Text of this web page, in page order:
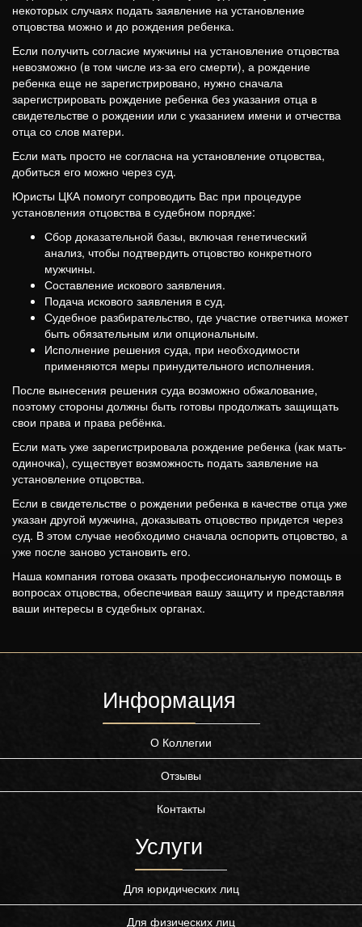
некоторых случаях подать заявление на установление
отцовства можно и до рождения ребенка.
Если получить согласие мужчины на установление отцовства
невозможно (в том числе из-за его смерти), а рождение
ребенка еще не зарегистрировано, нужно сначала
зарегистрировать рождение ребенка без указания отца в
свидетельстве о рождении или с указанием имени и отчества
отца со слов матери.
Если мать просто не согласна на установление отцовства,
добиться его можно через суд.
Юристы ЦКА помогут сопроводить Вас при процедуре
установления отцовства в судебном порядке:
Сбор доказательной базы, включая генетический
анализ, чтобы подтвердить отцовство конкретного
мужчины.
Составление искового заявления.
Подача искового заявления в суд.
Судебное разбирательство, где участие ответчика может
быть обязательным или опциональным.
Исполнение решения суда, при необходимости
применяются меры принудительного исполнения.
После вынесения решения суда возможно обжалование,
поэтому стороны должны быть готовы продолжать защищать
свои права и права ребёнка.
Если мать уже зарегистрировала рождение ребенка (как мать-
одиночка), существует возможность подать заявление на
установление отцовства.
Если в свидетельстве о рождении ребенка в качестве отца уже
указан другой мужчина, доказывать отцовство придется через
суд. В этом случае необходимо сначала оспорить отцовство, а
уже после заново установить его.
Наша компания готова оказать профессиональную помощь в
вопросах отцовства, обеспечивая вашу защиту и представляя
ваши интересы в судебных органах.
Информация
О Коллегии
Отзывы
Контакты
Услуги
Для юридических лиц
Для физических лиц